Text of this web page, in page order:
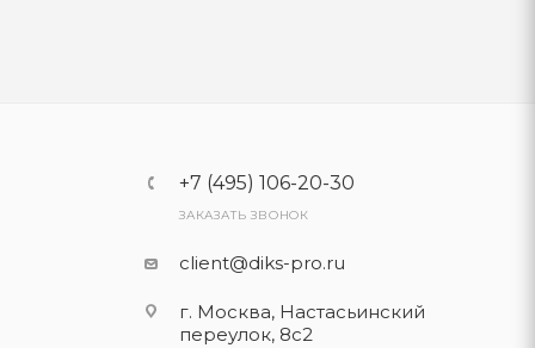
+7 (495) 106-20-30
ЗАКАЗАТЬ ЗВОНОК
client@diks-pro.ru
г. Москва, Настасьинский
переулок, 8с2